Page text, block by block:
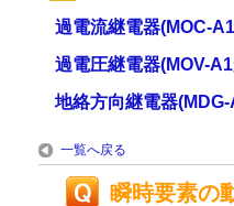
過電流継電器(MOC-
過電圧継電器(MOV-
地絡方向継電器
一覧へ戻る
瞬時要素の